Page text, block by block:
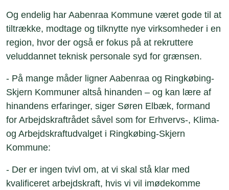
Og endelig har Aabenraa Kommune været gode til at
tiltrække, modtage og tilknytte nye virksomheder i en
region, hvor der også er fokus på at rekruttere
veluddannet teknisk personale syd for grænsen.
- På mange måder ligner Aabenraa og Ringkøbing-
Skjern Kommuner altså hinanden – og kan lære af
hinandens erfaringer, siger Søren Elbæk, formand
for Arbejdskraftrådet såvel som for Erhvervs-, Klima-
og Arbejdskraftudvalget i Ringkøbing-Skjern
Kommune:
- Der er ingen tvivl om, at vi skal stå klar med
kvalificeret arbejdskraft, hvis vi vil imødekomme